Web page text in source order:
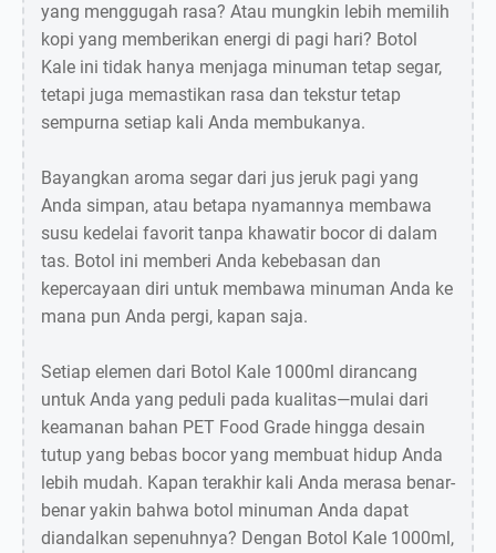
yang menggugah rasa? Atau mungkin lebih memilih
kopi yang memberikan energi di pagi hari? Botol
Kale ini tidak hanya menjaga minuman tetap segar,
tetapi juga memastikan rasa dan tekstur tetap
sempurna setiap kali Anda membukanya.
Bayangkan aroma segar dari jus jeruk pagi yang
Anda simpan, atau betapa nyamannya membawa
susu kedelai favorit tanpa khawatir bocor di dalam
tas. Botol ini memberi Anda kebebasan dan
kepercayaan diri untuk membawa minuman Anda ke
mana pun Anda pergi, kapan saja.
Setiap elemen dari Botol Kale 1000ml dirancang
untuk Anda yang peduli pada kualitas—mulai dari
keamanan bahan PET Food Grade hingga desain
tutup yang bebas bocor yang membuat hidup Anda
lebih mudah. Kapan terakhir kali Anda merasa benar-
benar yakin bahwa botol minuman Anda dapat
diandalkan sepenuhnya? Dengan Botol Kale 1000ml,